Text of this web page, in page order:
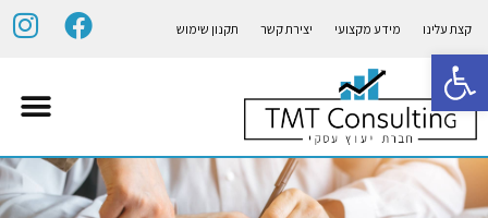
קצת עלינו מידע מקצועי יצירת קשר תקנון שימוש
פתח סרגל נגישות